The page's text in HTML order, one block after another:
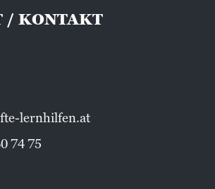
/ KONTAKT
lernhilfen.at
74 75